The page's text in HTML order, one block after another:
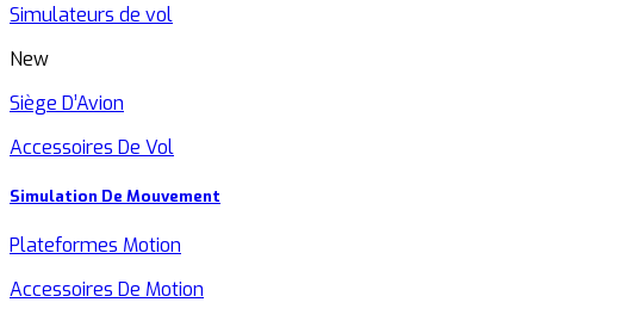
Simulateurs de vol
New
Siège D’Avion
Accessoires De Vol
Simulation De Mouvement
Plateformes Motion
Accessoires De Motion